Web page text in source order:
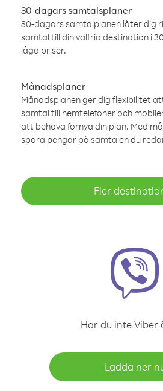
30-dagars samtalsplaner
30-dagars samtalplanen låter dig
samtal till din valfria destination i
låga priser.
Månadsplaner
Månadsplanen ger dig flexibilitet
samtal till hemtelefoner och
att behöva förnya din plan. Med
spara pengar på samtalen du
Fler
Har du inte Viber
Ladda ner